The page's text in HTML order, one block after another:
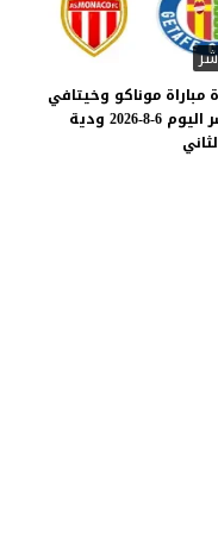
مباراة موناكو وخيتافي
اليوم 6-8-2026
ودية